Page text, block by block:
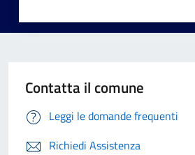
Contatta il comune
Leggi le domande frequenti
Richiedi Assistenza